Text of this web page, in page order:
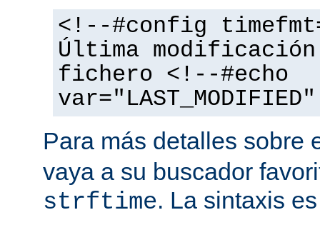
<!--#config
Última
fichero <!--#echo
Para más detalles sobre
vaya a su buscador
strftime. La sintaxis